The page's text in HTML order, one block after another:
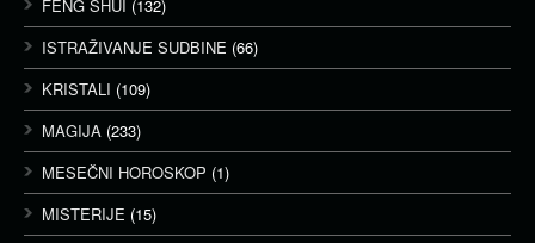
FENG SHUI (132)
ISTRAŽIVANJE SUDBINE (66)
KRISTALI (109)
MAGIJA (233)
MESEČNI HOROSKOP (1)
MISTERIJE (15)